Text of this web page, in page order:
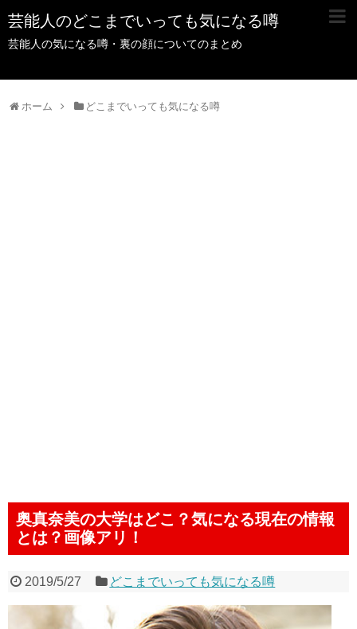
芸能人のどこまでいっても気になる噂
芸能人の気になる噂・裏の顔についてのまとめ
ホーム どこまでいっても気になる噂
奥真奈美の大学はどこ？気になる現在の情報
とは？画像アリ！
2019/5/27 どこまでいっても気になる噂